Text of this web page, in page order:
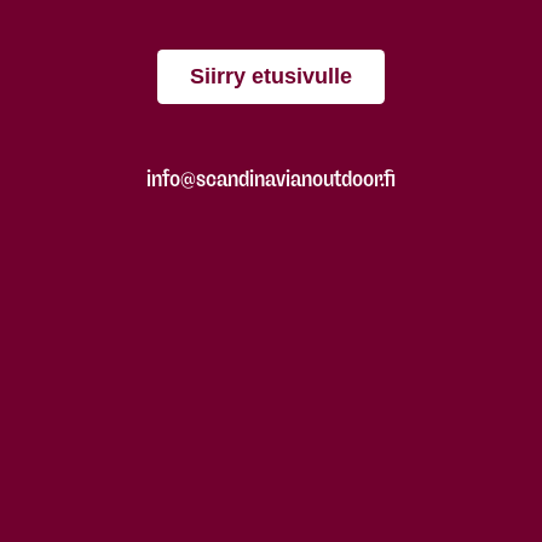
Siirry etusivulle
info@scandinavianoutdoor.fi